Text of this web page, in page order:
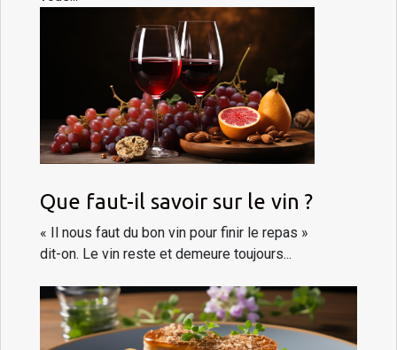
Que faut-il savoir sur le vin ?
« Il nous faut du bon vin pour finir le repas »
dit-on. Le vin reste et demeure toujours...